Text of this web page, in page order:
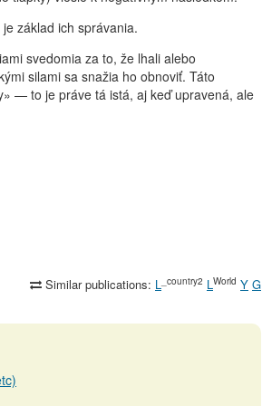
základ ich správania.
svedomia za to, že lhali alebo
silami sa snažia ho obnoviť. Táto
— to je práve tá istá, aj keď upravená, ale
Similar publications: L _country2 LWorld Y G